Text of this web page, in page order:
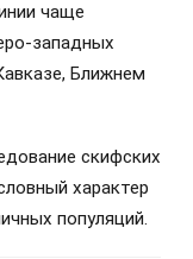
чаще
западных
Ближнем
скифских
характер
популяций.